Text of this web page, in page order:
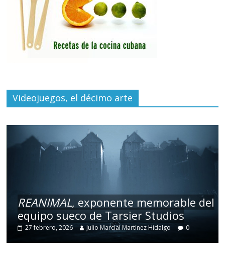
Videojuegos, el décimo arte
REANIMAL, exponente memorable del
equipo sueco de Tarsier Studios
27 febrero, 2026 Julio Marcial Martínez Hidalgo 0